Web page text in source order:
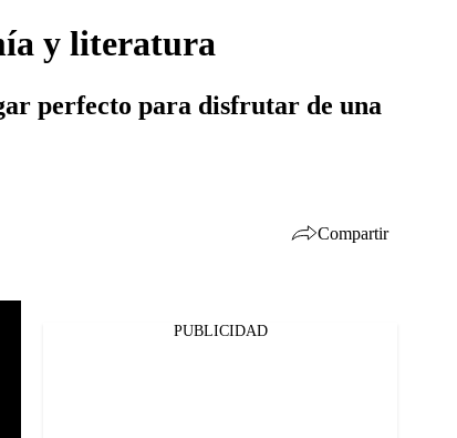
y literatura
perfecto para disfrutar de una
Compartir
PUBLICIDAD